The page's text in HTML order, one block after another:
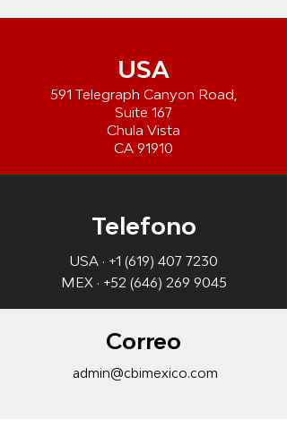
USA
591 Telegraph Canyon Road,
Suite 167
Chula Vista
CA 91910
Telefono
USA · +1 (619) 407 7230
MEX · +52 (646) 269 9045
Correo
admin@cbimexico.com